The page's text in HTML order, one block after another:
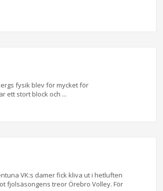
fysik blev för mycket för
ett stort block och ...
VK:s damer fick kliva ut i hetluften
fjolsäsongens treor Örebro Volley. För